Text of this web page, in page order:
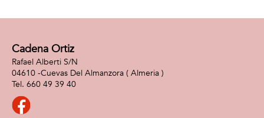
Cadena Ortiz
Rafael Alberti S/N
04610 -Cuevas Del Almanzora ( Almeria )
660 49 39 40